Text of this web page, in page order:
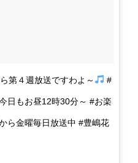
第４週放送ですわよ～ #
日もお昼12時30分～ #お楽
ら金曜毎日放送中 #豊嶋花